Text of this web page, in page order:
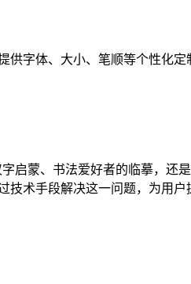
字体、大小、笔顺等个性化
启蒙、书法爱好者的临摹，还
技术手段解决这一问题，为用